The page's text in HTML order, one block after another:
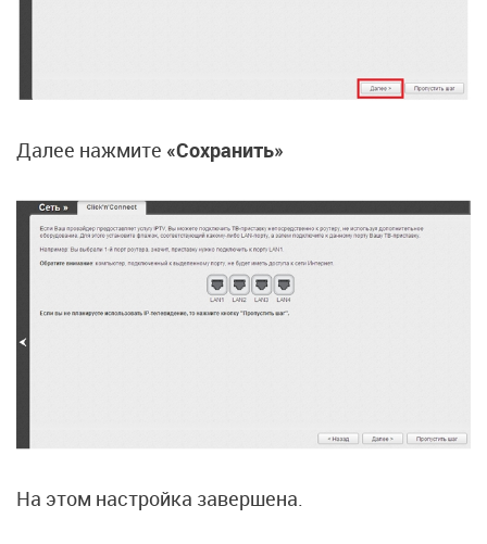
Далее нажмите «Сохранить»
На этом настройка завершена.